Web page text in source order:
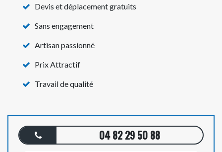
Devis et déplacement gratuits
Sans engagement
Artisan passionné
Prix Attractif
Travail de qualité
04 82 29 50 88